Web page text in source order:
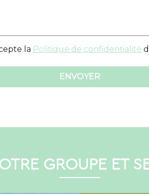
la Politique de confidentialité
GROUPE ET